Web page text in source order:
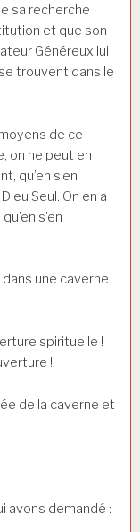
sa recherche
et que son
Généreux lui
trouvent dans le
de ce
on ne peut en
qu’en s’en
Seul. On en a
s’en
une caverne.
spirituelle !
!
de la caverne et
avons demandé :